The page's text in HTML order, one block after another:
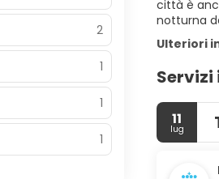
città è
notturna
Ulteriori
Servizi
11
lug
2
1
1
1